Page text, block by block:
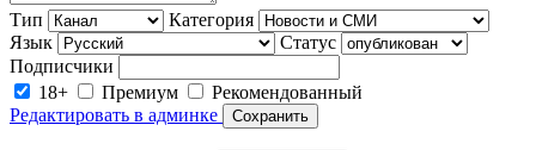
Тип
Категория
Язык
Статус
Подписчики
18+
Премиум
Рекомендованный
Редактировать в админке
Сохранить